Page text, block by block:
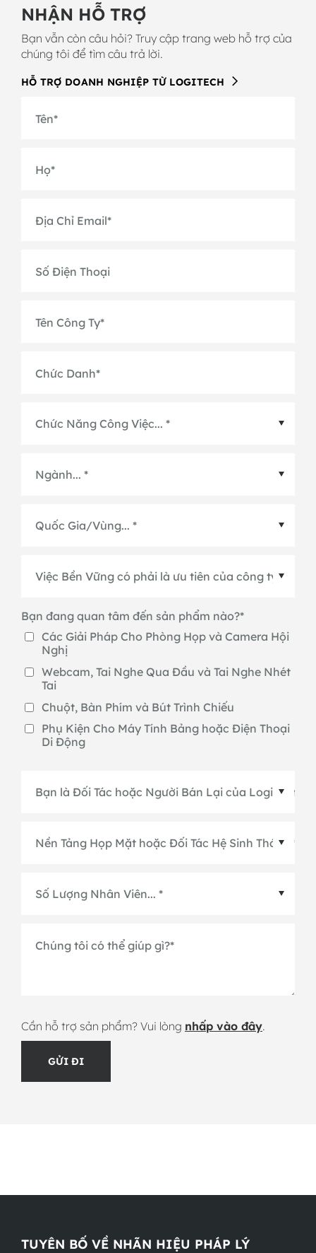
NHẬN HỖ TRỢ
Bạn vẫn còn câu hỏi? Truy cập trang web hỗ trợ của
chúng tôi để tìm câu trả lời.
HỖ TRỢ DOANH NGHIỆP TỪ LOGITECH
Tên*
Họ*
Địa Chỉ Email*
Số Điện Thoại
Tên Công Ty*
Chức Danh*
Quốc Gia/Vùng
Bạn đang quan tâm đến sản phẩm nào?*
Các Giải Pháp Cho Phòng Họp và Camera Hội
Nghị
Webcam, Tai Nghe Qua Đầu và Tai Nghe Nhét
Tai
Chuột, Bàn Phím và Bút Trình Chiếu
Phụ Kiện Cho Máy Tính Bảng hoặc Điện Thoại
Di Động
Nền Tảng Họp Mặt hoặc Đối Tác Hệ Sinh Thái
Chúng tôi có thể giúp gì?*
Cần hỗ trợ sản phẩm? Vui lòng nhấp vào đây.
GỬI ĐI
TUYÊN BỐ VỀ NHÃN HIỆU PHÁP LÝ